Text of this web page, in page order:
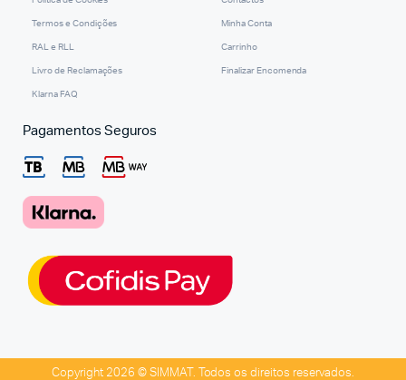
Termos e Condições
RAL e RLL
Livro de Reclamações
Klarna FAQ
Minha Conta
Carrinho
Finalizar Encomenda
Pagamentos Seguros
Copyright 2026 © SIMMAT. Todos os direitos reservados.